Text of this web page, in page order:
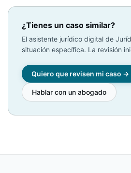
¿Tienes un caso similar?
El asistente jurídico digital de
situación específica. La revisión
Quiero que revisen mi caso →
Hablar con un abogado